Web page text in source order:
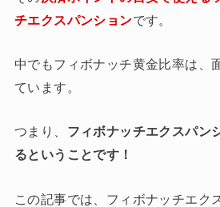
チエクスパンションです。
中でもフィボナッチ黄金比率は、
ています。
つまり、 フィボナッチエクスパン
るということです！
この記事では、フィボナッチエク